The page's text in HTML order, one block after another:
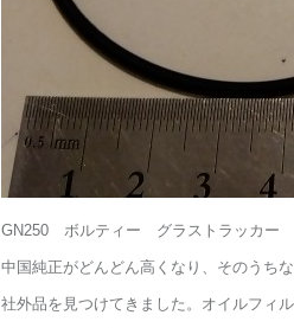
GN250 ボルティー グラストラッカ
中国純正がどんどん高くなり、そのうち
社外品を見つけてきました。オイルフィ